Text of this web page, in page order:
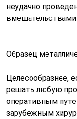
неудачно
вмешательствами
Образец
Целесообразнее,
решать любую
оперативным
зарубежным